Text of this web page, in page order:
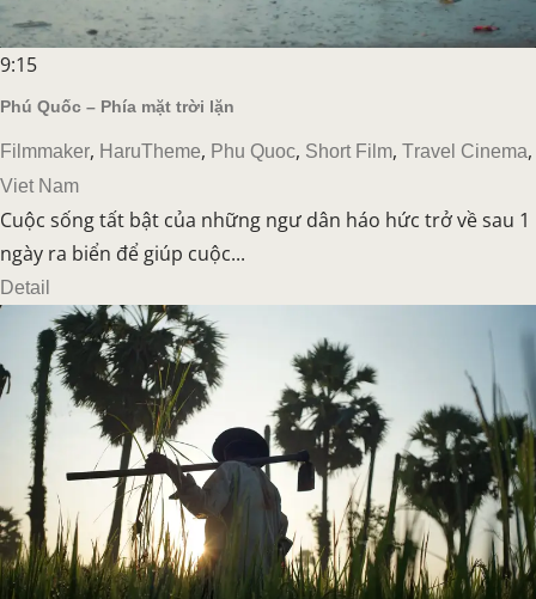
9:15
Phú Quốc – Phía mặt trời lặn
Filmmaker, HaruTheme, Phu Quoc, Short Film, Travel Cinema,
Viet Nam
Cuộc sống tất bật của những ngư dân háo hức trở về sau 1
ngày ra biển để giúp cuộc...
Detail